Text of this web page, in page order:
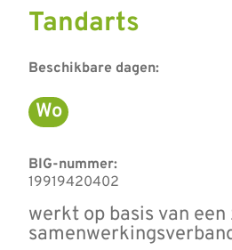
Tandarts
Beschikbare dagen:
Woensdag
Wo
BIG-nummer:
19919420402
werkt op basis van een